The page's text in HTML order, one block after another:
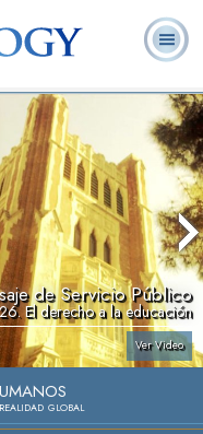
Preguntas
Frecuentes
Libros
de Servicio Público
26. El derecho a la educación
Ver Video
GLOBAL